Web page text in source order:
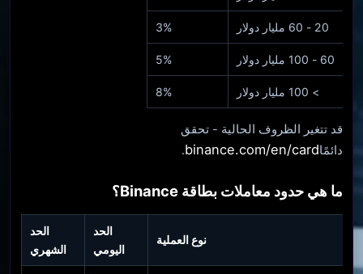
20 - 60 مليار دولار 3%
60 - 100 مليار دولار 5%
> 100 مليار دولار 8%
قد تتغير الظروف الحالية - تحقق
دائمًاbinance.com/en/card
.
ما هي حدود معاملات بطاقة Binance؟
نوع العملية
الحد
اليومي
الحد
الشهري